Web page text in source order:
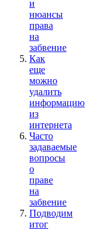
и
нюансы
права
на
забвение
Как
еще
можно
удалить
информацию
из
интернета
Часто
задаваемые
вопросы
о
праве
на
забвение
Подводим
итог